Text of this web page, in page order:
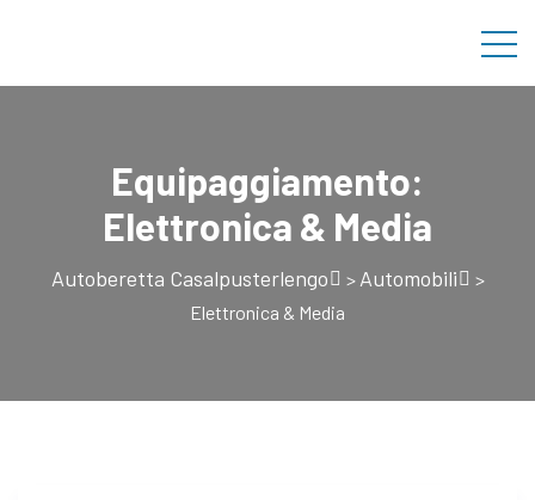
Equipaggiamento:
Elettronica & Media
Autoberetta Casalpusterlengo > Automobili
>
Elettronica & Media